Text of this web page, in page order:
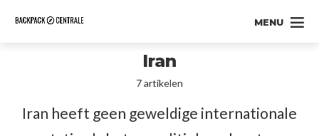
MENU
Iran
7 artikelen
Iran heeft geen geweldige internationale